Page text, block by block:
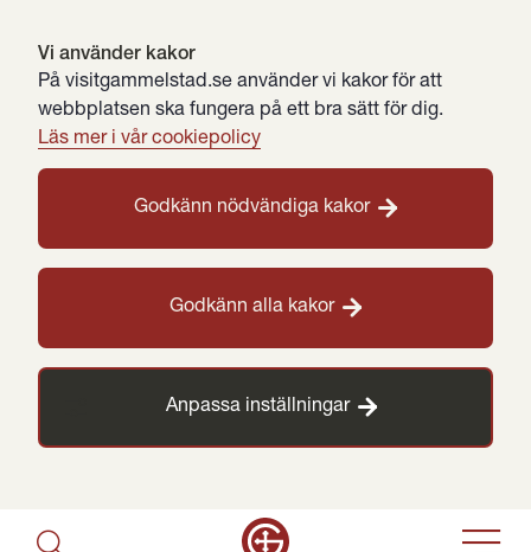
Vi använder kakor
På visitgammelstad.se använder vi kakor för att
webbplatsen ska fungera på ett bra sätt för dig.
Läs mer i vår cookiepolicy
Godkänn nödvändiga kakor
Godkänn alla kakor
Anpassa inställningar